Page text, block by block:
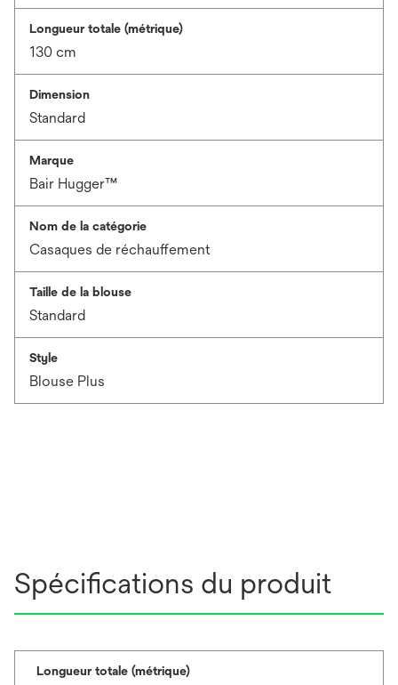
Longueur totale (métrique)
130 cm
Dimension
Standard
Marque
Bair Hugger™
Nom de la catégorie
Casaques de réchauffement
Taille de la blouse
Standard
Style
Blouse Plus
Spécifications du produit
Longueur totale (métrique)